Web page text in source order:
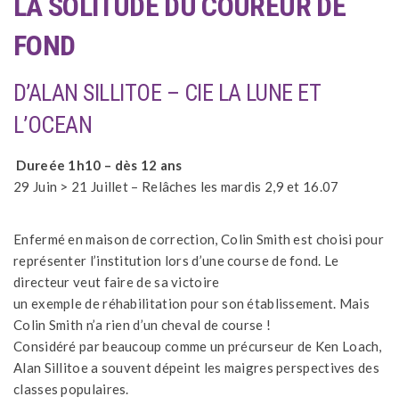
FOND
D’ALAN SILLITOE – CIE LA LUNE ET
L’OCEAN
Dureée 1h10 – dès 12 ans
29 Juin > 21 Juillet – Relâches les mardis 2,9 et 16.07
Enfermé en maison de correction, Colin Smith est choisi pour
représenter l’institution lors d’une course de fond. Le
directeur veut faire de sa victoire
un exemple de réhabilitation pour son établissement. Mais
Colin Smith n’a rien d’un cheval de course !
Considéré par beaucoup comme un précurseur de Ken Loach,
Alan Sillitoe a souvent dépeint les maigres perspectives des
classes populaires.